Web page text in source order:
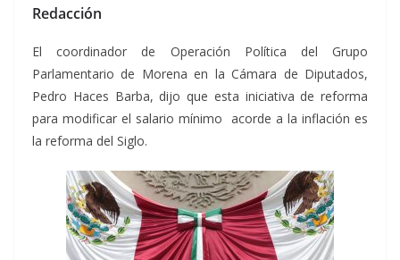
Redacción
El coordinador de Operación Política del Grupo
Parlamentario de Morena en la Cámara de Diputados,
Pedro Haces Barba, dijo que esta iniciativa de reforma
para modificar el salario mínimo acorde a la inflación es
la reforma del Siglo.